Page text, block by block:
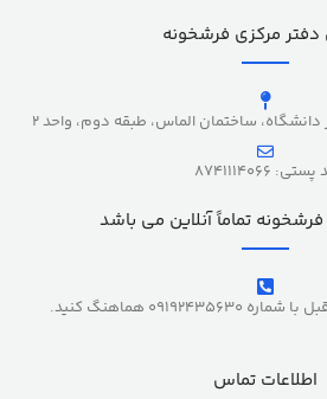
مرکزی فرشخونه
دانشگاه، ساختمان الماس، طبقه دوم، واحد 2
8741114066
تماماً آنلاین می باشد
هماهنگ کنید.
اطلاعات تماس